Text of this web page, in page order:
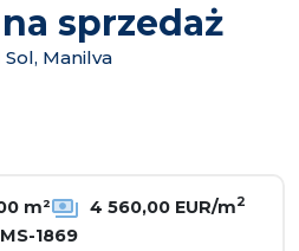
sprzedaż
Manilva
m² 4 560,00 EUR/m2
1869